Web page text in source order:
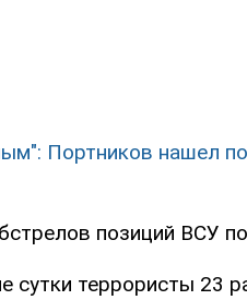
Портников нашел
позиций ВСУ
террористы 23